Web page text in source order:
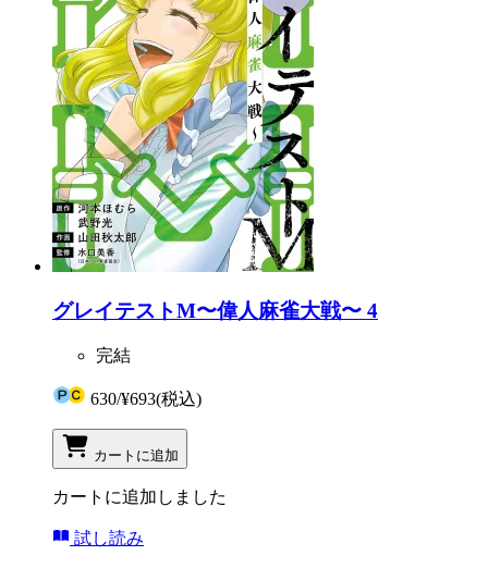
グレイテストM〜偉人麻雀大戦〜 4
完結
630/¥693(税込)
カートに追加
カートに追加しました
試し読み